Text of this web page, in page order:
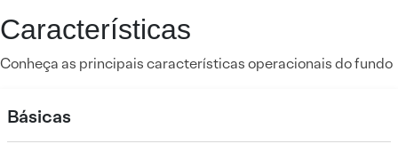
Características
Conheça as principais características operacionais do fundo
Básicas